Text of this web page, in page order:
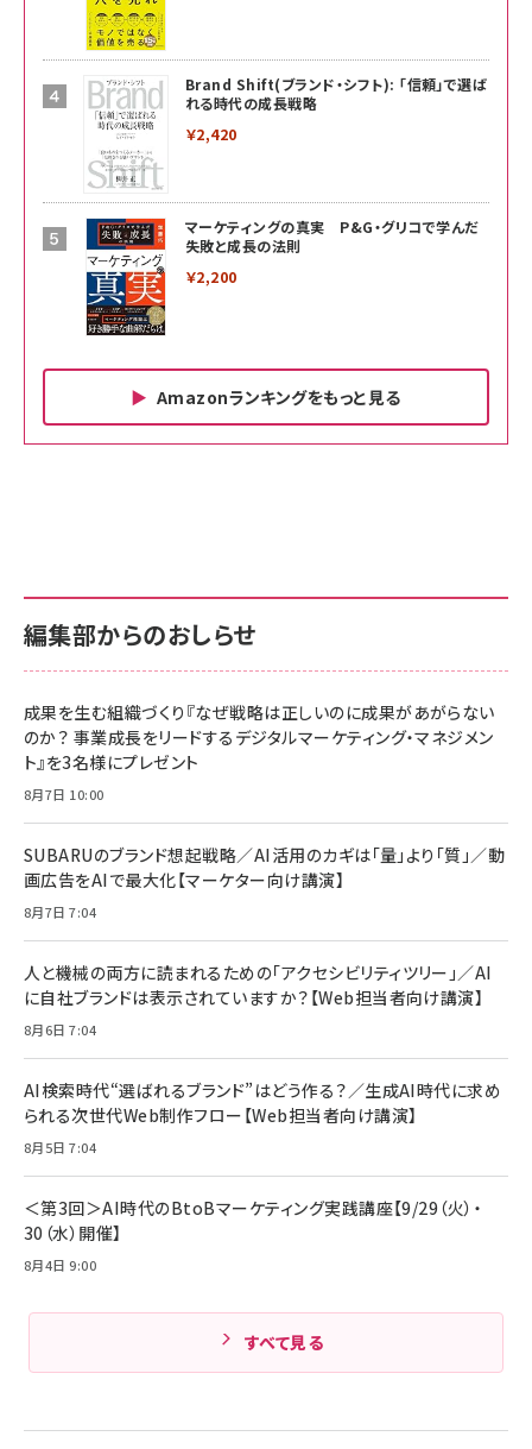
Brand Shift(ブランド・シフト): 「信頼」で選ば
れる時代の成長戦略
￥2,420
マーケティングの真実 P&G・グリコで学んだ
失敗と成長の法則
￥2,200
Amazonランキングをもっと見る
￥880
anan(アンアン)2026/06/24号 No.2500増
刊 スペシャルエディション[王道エンタメの矜
￥1,100
anan(アンアン)2026/07/08号
￥880
組織の成果を最大化する ルールのデザイン
Amazonランキングをもっと見る
内サポート正規品 メーカー保証5年
KLMEA128G
NIMASO ガラスフィルム iPhone 17 用 保護
止 貼りやすい ガイド枠付き いPhone17 (6.3
インチ) 対応 2枚セット DSP25F1698
￥1,599
￥6,980
全ワイヤレスイヤホン/アクティブノイズキャンセリ
技術基準適合】ブラック
￥5,990
ケーブル Anker絡まないケーブル 240W 結束バン
ド付き USB PD対応 シリコン素材採用 iPhone
17 / 16 / 15 / Galaxy iPad Pro MacBook
Pro/Air 各種対応 (1.8m ミッドナイトブラック)
￥1,890
内サポート正規品 メーカー保証5年
KLMEA128G
Amazon eギフトカード - Amazonロゴ - ク
￥5,000
Anker PowerLine III Flow USB-C & USB-
MacBook Pro/Air 各種対応 (1.8m ミッドナ
イトブラック)
￥1,890
サッポロ 生ビール 黒ラベル 350ml 缶 24本 ビー
ル ケース買い【6/30応募〆切! 黒ラベルビヤセラー
￥4,857
編集部からのおしらせ
成果を生む組織づくり『なぜ戦略は正しいのに成果があがらない
のか？ 事業成長をリードするデジタルマーケティング・マネジメン
ト』を3名様にプレゼント
8月7日 10:00
SUBARUのブランド想起戦略／AI活用のカギは「量」より「質」／動
画広告をAIで最大化【マーケター向け講演】
8月7日 7:04
人と機械の両方に読まれるための「アクセシビリティツリー」／AI
に自社ブランドは表示されていますか？【Web担当者向け講演】
8月6日 7:04
AI検索時代“選ばれるブランド”はどう作る？／生成AI時代に求め
られる次世代Web制作フロー【Web担当者向け講演】
8月5日 7:04
＜第3回＞AI時代のBtoBマーケティング実践講座【9/29（火）・
30（水）開催】
8月4日 9:00
すべて見る